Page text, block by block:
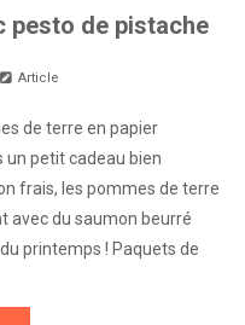
pesto de pistache
Article
de terre en papier
petit cadeau bien
frais, les pommes de terre
avec du saumon beurré
printemps ! Paquets de